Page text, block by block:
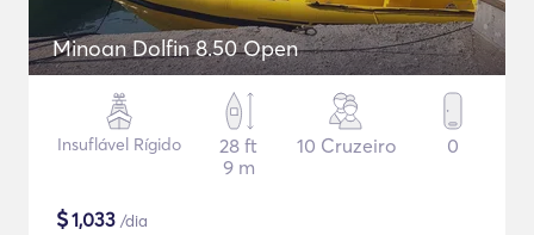
Minoan Dolfin 8.50 Open
Insuflável Rígido
28 ft
9 m
10 Cruzeiro 0
$1,033 /dia